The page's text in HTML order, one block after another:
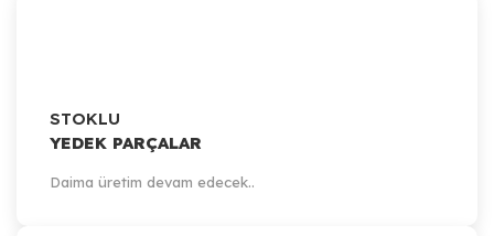
STOKLU
YEDEK PARÇALAR
Daima üretim devam edecek..